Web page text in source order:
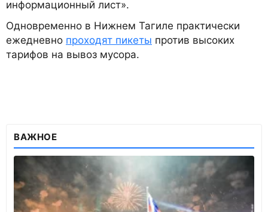
информационный лист».
Одновременно в Нижнем Тагиле практически
ежедневно проходят пикеты против высоких
тарифов на вывоз мусора.
ВАЖНОЕ